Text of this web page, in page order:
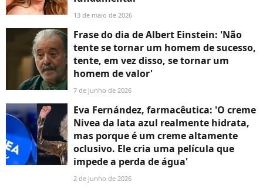
13 de maio de 2026
Frase do dia de Albert Einstein: 'Não
tente se tornar um homem de sucesso,
tente, em vez disso, se tornar um
homem de valor'
7 de junho de 2026
Eva Fernández, farmacêutica: 'O creme
Nivea da lata azul realmente hidrata,
mas porque é um creme altamente
oclusivo. Ele cria uma película que
impede a perda de água'
2 de junho de 2026